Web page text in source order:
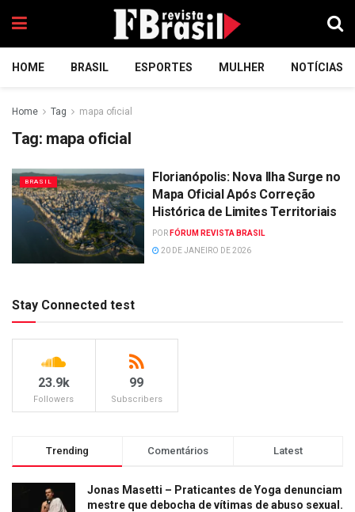
HOME BRASIL ESPORTES MULHER NOTÍCIAS
Home Tag mapa oficial
Tag: mapa oficial
BRASIL
Florianópolis: Nova Ilha Surge no
Mapa Oficial Após Correção
Histórica de Limites Territoriais
POR FÓRUM REVISTA BRASIL
20 DE JANEIRO DE 2026
Stay Connected test
23.9k
Followers
99
Subscribers
Trending Comentários Latest
Jonas Masetti – Praticantes de Yoga denunciam
mestre que debocha de vítimas de abuso sexual.